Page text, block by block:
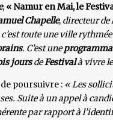
, « Namur en Mai, le
Chapelle, directeur de
c’est toute une ville
. C’est une
joursdeFestivalà vivre
poursuivre : « Les
Suite à un appel à
par rapport à